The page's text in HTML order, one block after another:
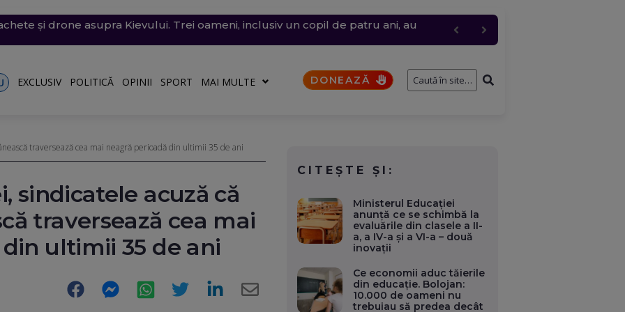
și drone asupra Kievului. Trei oameni, inclusiv un copil de patru ani, au
viitoare. Accesul se va face în etape. Iată ce se întâmplă cu cererile și
scufundate în Dunăre. Operațiunea continuă pentru a trimite mai multă apă
României: Deficitul scade, dar criza politică amenință consolidarea fiscală
acoperișuri smulse și mașini avariate în mai multe orașe. La Avrig ard 50
EXCLUSIV POLITICĂ OPINII SPORT MAI MULTE DONEAZĂ
traversează cea mai neagră perioadă din ultimii 35 de ani
sindicatele acuză că
traversează cea mai
ultimii 35 de ani
Facebook Messenger WhatsApp Twitter LinkedIn
CITEȘTE ȘI:
Ministerul Educației
anunță ce se schimbă la
evaluările din clasele a II-
a, a IV-a și a VI-a – două
inovații
Ce economii aduc tăierile
din educație. Bolojan:
10.000 de oameni nu
trebuiau să predea decât